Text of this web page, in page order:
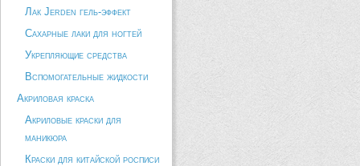
Лак Jerden гель-эффект
Сахарные лаки для ногтей
Укрепляющие средства
Вспомогательные жидкости
Акриловая краска
Акриловые краски для
маникюра
Краски для китайской росписи